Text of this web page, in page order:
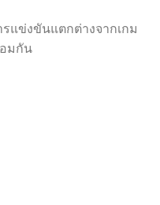
รแข่งขันแตกต่างจากเกม
มกัน